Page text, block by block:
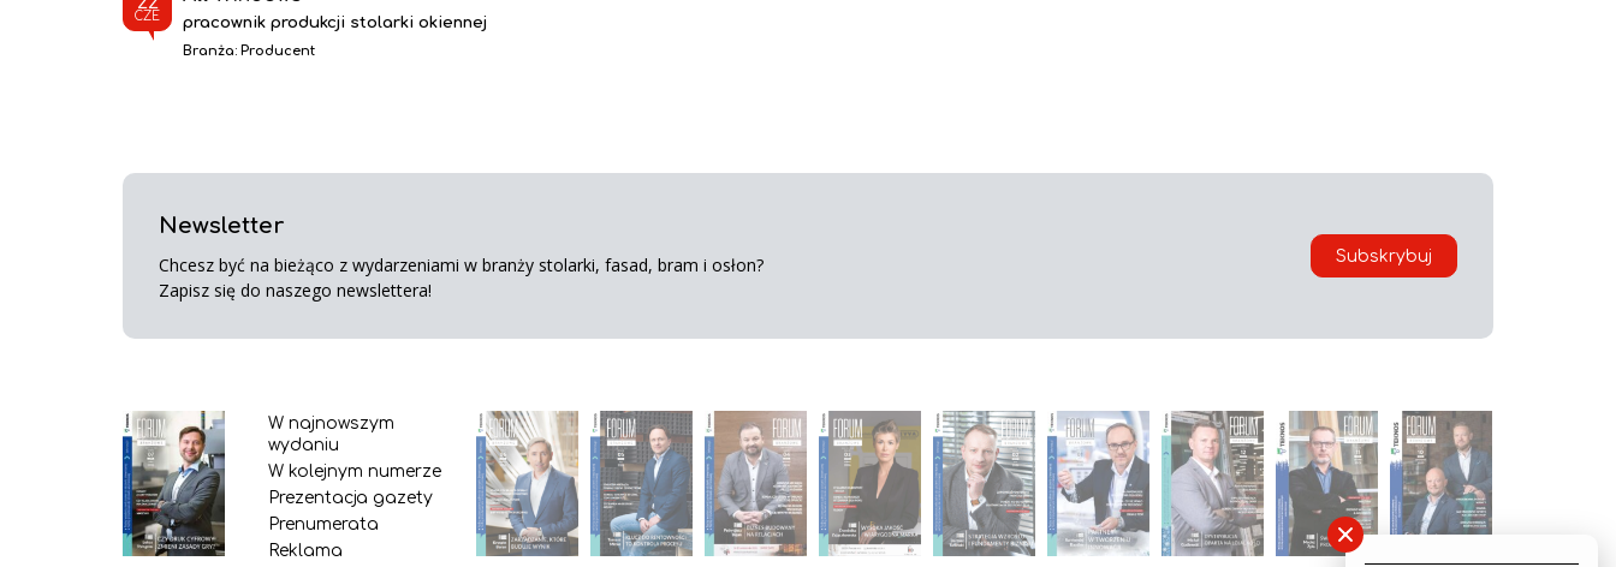
CZE pracownik produkcji stolarki okiennej
Branża: Producent
Newsletter
Chcesz być na bieżąco z wydarzeniami w branży stolarki, fasad, bram i osłon?
Zapisz się do naszego newslettera!
Subskrybuj
W najnowszym
wydaniu
W kolejnym numerze
Prezentacja gazety
Prenumerata
Reklama
×